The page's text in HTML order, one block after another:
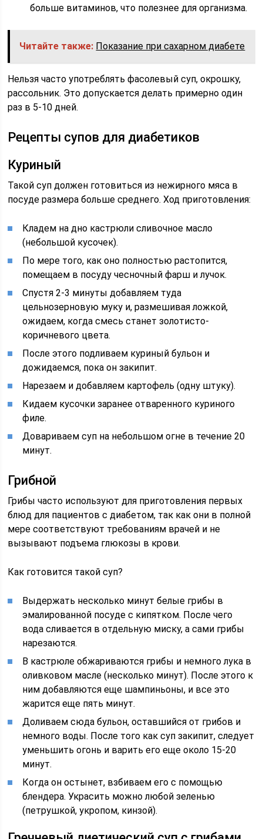
больше витаминов, что полезнее для организма.
Читайте также: Показание при сахарном диабете
Нельзя часто употреблять фасолевый суп, окрошку,
рассольник. Это допускается делать примерно один
раз в 5-10 дней.
Рецепты супов для диабетиков
Куриный
Такой суп должен готовиться из нежирного мяса в
посуде размера больше среднего. Ход приготовления:
Кладем на дно кастрюли сливочное масло
(небольшой кусочек).
По мере того, как оно полностью растопится,
помещаем в посуду чесночный фарш и лучок.
Спустя 2-3 минуты добавляем туда
цельнозерновую муку и, размешивая ложкой,
ожидаем, когда смесь станет золотисто-
коричневого цвета.
После этого подливаем куриный бульон и
дожидаемся, пока он закипит.
Нарезаем и добавляем картофель (одну штуку).
Кидаем кусочки заранее отваренного куриного
филе.
Довариваем суп на небольшом огне в течение 20
минут.
Грибной
Грибы часто используют для приготовления первых
блюд для пациентов с диабетом, так как они в полной
мере соответствуют требованиям врачей и не
вызывают подъема глюкозы в крови.
Как готовится такой суп?
Выдержать несколько минут белые грибы в
эмалированной посуде с кипятком. После чего
вода сливается в отдельную миску, а сами грибы
нарезаются.
В кастрюле обжариваются грибы и немного лука в
оливковом масле (несколько минут). После этого к
ним добавляются еще шампиньоны, и все это
жарится еще пять минут.
Доливаем сюда бульон, оставшийся от грибов и
немного воды. После того как суп закипит, следует
уменьшить огонь и варить его еще около 15-20
минут.
Когда он остынет, взбиваем его с помощью
блендера. Украсить можно любой зеленью
(петрушкой, укропом, кинзой).